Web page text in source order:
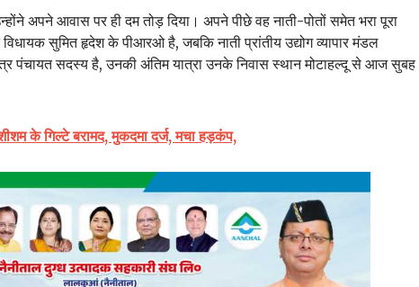
अपने आवास पर ही दम तोड़ दिया। अपने पीछे वह नाती-पोतों समेत भरा पूरा
विधायक सुमित हृदेश के पीआरओ है, जबकि नाती प्रांतीय उद्योग व्यापार मंडल
पंचायत सदस्य है, उनकी अंतिम यात्रा उनके निवास स्थान मोटाहल्दू से आज सुबह
के गिल्टे बरामद, मुकदमा दर्ज, मचा हड़कंप,